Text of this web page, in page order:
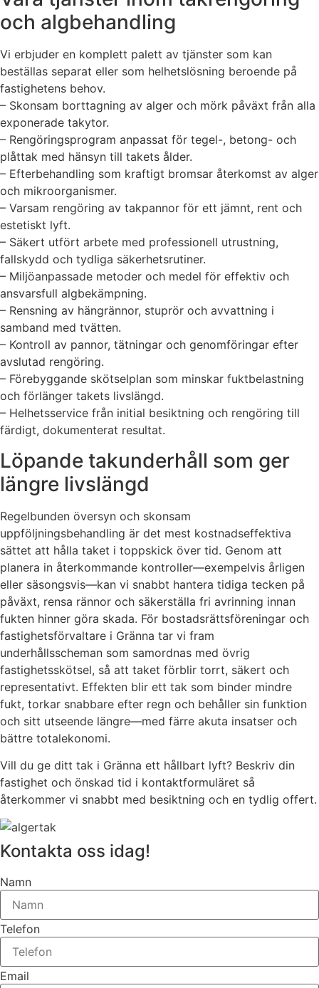
och algbehandling
Vi erbjuder en komplett palett av tjänster som kan
beställas separat eller som helhetslösning beroende på
fastighetens behov.
– Skonsam borttagning av alger och mörk påväxt från alla
exponerade takytor.
– Rengöringsprogram anpassat för tegel-, betong- och
plåttak med hänsyn till takets ålder.
– Efterbehandling som kraftigt bromsar återkomst av alger
och mikroorganismer.
– Varsam rengöring av takpannor för ett jämnt, rent och
estetiskt lyft.
– Säkert utfört arbete med professionell utrustning,
fallskydd och tydliga säkerhetsrutiner.
– Miljöanpassade metoder och medel för effektiv och
ansvarsfull algbekämpning.
– Rensning av hängrännor, stuprör och avvattning i
samband med tvätten.
– Kontroll av pannor, tätningar och genomföringar efter
avslutad rengöring.
– Förebyggande skötselplan som minskar fuktbelastning
och förlänger takets livslängd.
– Helhetsservice från initial besiktning och rengöring till
färdigt, dokumenterat resultat.
Löpande takunderhåll som ger
längre livslängd
Regelbunden översyn och skonsam
uppföljningsbehandling är det mest kostnadseffektiva
sättet att hålla taket i toppskick över tid. Genom att
planera in återkommande kontroller—exempelvis årligen
eller säsongsvis—kan vi snabbt hantera tidiga tecken på
påväxt, rensa rännor och säkerställa fri avrinning innan
fukten hinner göra skada. För bostadsrättsföreningar och
fastighetsförvaltare i Gränna tar vi fram
underhållsscheman som samordnas med övrig
fastighetsskötsel, så att taket förblir torrt, säkert och
representativt. Effekten blir ett tak som binder mindre
fukt, torkar snabbare efter regn och behåller sin funktion
och sitt utseende längre—med färre akuta insatser och
bättre totalekonomi.
Vill du ge ditt tak i Gränna ett hållbart lyft? Beskriv din
fastighet och önskad tid i kontaktformuläret så
återkommer vi snabbt med besiktning och en tydlig offert.
Kontakta oss idag!
Namn
Telefon
Email